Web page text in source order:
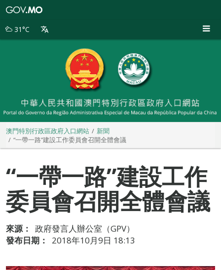
別
31°C
澳門特別行政區政府入口網站
新聞
“一帶一路”建設工作委員會召開全體會議
“一帶一路”建設工作
委員會召開全體會議
來源：
政府發言人辦公室（GPV）
發布日期：
2018年10月9日 18:13